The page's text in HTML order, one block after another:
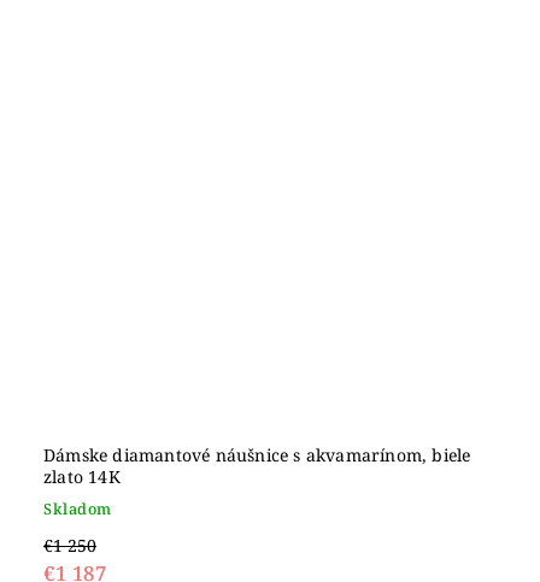
Dámske diamantové náušnice s akvamarínom, biele
zlato 14K
Skladom
€1 250
€1 187